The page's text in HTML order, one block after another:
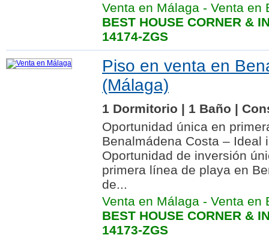
Venta en Málaga - Venta en
BEST HOUSE CORNER &
14174-ZGS
Piso en venta en
(Málaga)
1 Dormitorio | 1 Baño |
Oportunidad única en
Benalmádena Costa – Ideal
Oportunidad de inversión
primera línea de playa en
de...
Venta en Málaga - Venta en
BEST HOUSE CORNER &
14173-ZGS